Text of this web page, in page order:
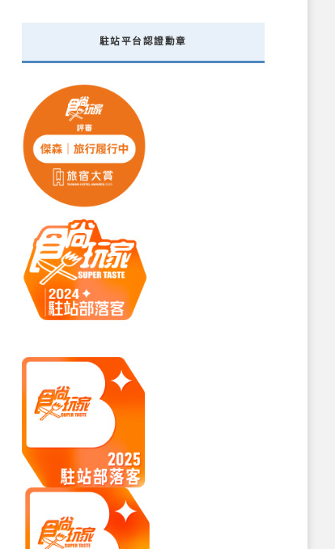
駐站平台認證勳章